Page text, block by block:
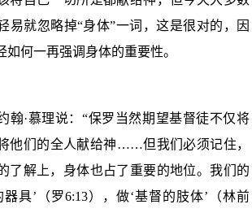
易就忽略掉“身体”一词，这是很对的，因
如何一再强调身体的重要性。
翰·慕理说：“保罗当然期望基督徒不仅将
他们的全人献给神……但我们必须记住，
了解上，身体也占了重要的地位。我们的
器具’（罗6:13），做‘基督的肢体’（林前